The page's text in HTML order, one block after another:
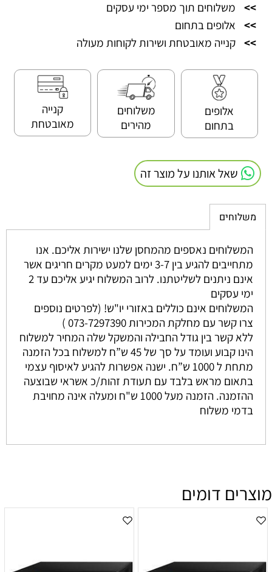
>>
משלוחים תוך מספר ימי עסקים
>>
אלופים בתחום
>> קנייה מאובטחת ושירות לקוחות מעולה
אלופים
בתחום
משלוחים
מהירים
קנייה
מאובטחת
שאל אותנו על מוצר זה
משלוחים
המשלוחים נאספים מהמחסן שלנו ישירות אליכם. אנו
מתחייבים להגיע בין 3-7 ימים למעט מקרים חריגים אשר
אינם ניתנים לשליטתנו. לרוב המשלוח יגיע אליכם עד 2
ימי עסקים
המשלוחים אינם כוללים באזורי יו"ש! (לפרטים נוספים
צרו קשר עם מחלקת המכירות 073-7297390 )
ללא קשר בין גודל החבילה והמשקל שלה המחיר למשלוח
הינו קבוע ועומד על סך של 45 ש”ח למשלוח בכל הזמנה
מתחת ל 1000 ש”ח. ישנה אפשרות להגיע לאיסוף עצמי
בתאום מראש בלבד עם תעודת זהות/כ אשראי שבוצעה
ההזמנה. הזמנה מעל 1000 ש"ח ומעלה אינה מחויבת
בדמי משלוח
מוצרים דומים